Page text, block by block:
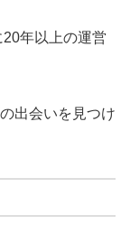
年以上の運営
出会いを見つけ